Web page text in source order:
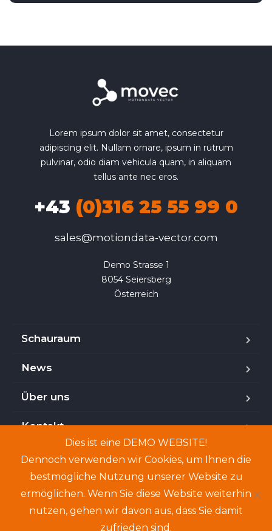
Lorem ipsum dolor sit amet, consectetur
adipiscing elit. Nullam ornare, ipsum in rutrum
pulvinar, odio diam vehicula quam, in aliquam
tellus ante nec eros.
+43 (0)316 25 55 99 0
sales@motiondata-vector.com
Demo Strasse 1
8054 Seiersberg
Österreich
Schauraum
News
Über uns
Kontakt
Copyright © 2024. Demo-Website. Genannte Personen
und Angebote sind frei erfunden.
Dies ist eine DEMO WEBSITE!
Dennoch verwenden wir Cookies, um Ihnen die
bestmögliche Nutzung unserer Website zu
ermöglichen. Wenn Sie diese Website weiterhin
nutzen, gehen wir davon aus, dass Sie damit
zufrieden sind.